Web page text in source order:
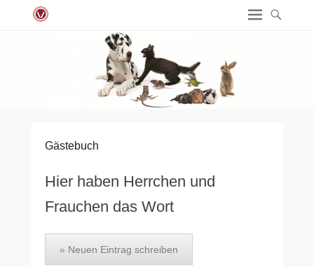
Gästebuch
Hier haben Herrchen und
Frauchen das Wort